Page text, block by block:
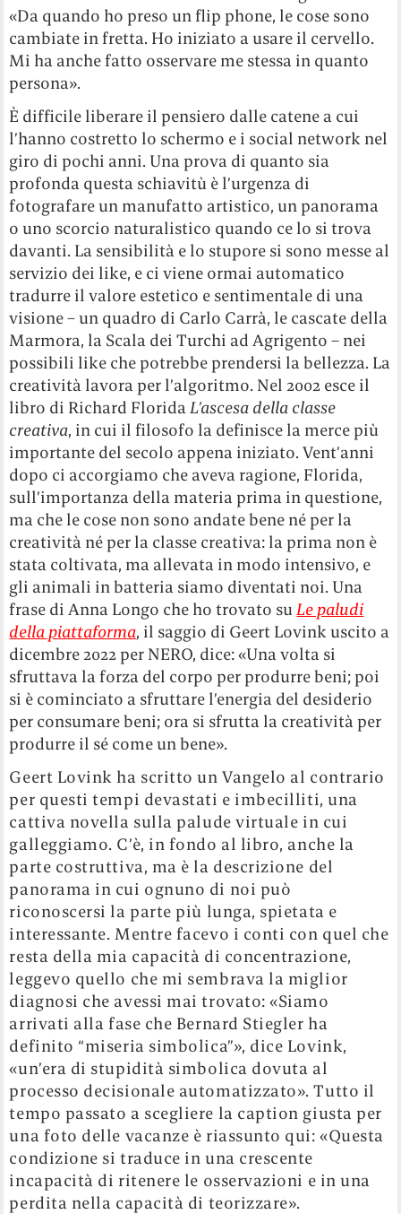
«Da quando ho preso un flip phone, le cose sono
cambiate in fretta. Ho iniziato a usare il cervello.
Mi ha anche fatto osservare me stessa in quanto
persona».
È difficile liberare il pensiero dalle catene a cui
l’hanno costretto lo schermo e i social network nel
giro di pochi anni. Una prova di quanto sia
profonda questa schiavitù è l’urgenza di
fotografare un manufatto artistico, un panorama
o uno scorcio naturalistico quando ce lo si trova
davanti. La sensibilità e lo stupore si sono messe al
servizio dei like, e ci viene ormai automatico
tradurre il valore estetico e sentimentale di una
visione – un quadro di Carlo Carrà, le cascate della
Marmora, la Scala dei Turchi ad Agrigento – nei
possibili like che potrebbe prendersi la bellezza. La
creatività lavora per l’algoritmo. Nel 2002 esce il
libro di Richard FloridaL’ascesa della classe
creativa, in cui il filosofo la definisce la merce più
importante del secolo appena iniziato. Vent’anni
dopo ci accorgiamo che aveva ragione, Florida,
sull’importanza della materia prima in questione,
ma che le cose non sono andate bene né per la
creatività né per la classe creativa: la prima non è
stata coltivata, ma allevata in modo intensivo, e
gli animali in batteria siamo diventati noi. Una
frase di Anna Longo che ho trovato suLe paludi
della piattaforma, il saggio di Geert Lovink uscito a
dicembre 2022 per NERO, dice: «Una volta si
sfruttava la forza del corpo per produrre beni; poi
si è cominciato a sfruttare l’energia del desiderio
per consumare beni; ora si sfrutta la creatività per
produrre il sé come un bene».
Geert Lovink ha scritto un Vangelo al contrario
per questi tempi devastati e imbecilliti, una
cattiva novella sulla palude virtuale in cui
galleggiamo. C’è, in fondo al libro, anche la
parte costruttiva, ma è la descrizione del
panorama in cui ognuno di noi può
riconoscersi la parte più lunga, spietata e
interessante. Mentre facevo i conti con quel che
resta della mia capacità di concentrazione,
leggevo quello che mi sembrava la miglior
diagnosi che avessi mai trovato: «Siamo
arrivati alla fase che Bernard Stiegler ha
definito “miseria simbolica”», dice Lovink,
«un’era di stupidità simbolica dovuta al
processo decisionale automatizzato». Tutto il
tempo passato a scegliere la caption giusta per
una foto delle vacanze è riassunto qui: «Questa
condizione si traduce in una crescente
incapacità di ritenere le osservazioni e in una
perdita nella capacità di teorizzare».